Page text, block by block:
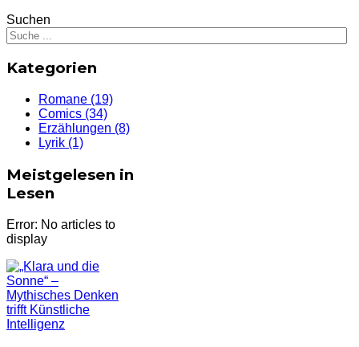
Suchen
Kategorien
Romane (19)
Comics (34)
Erzählungen (8)
Lyrik (1)
Meistgelesen in
Lesen
Error: No articles to
display